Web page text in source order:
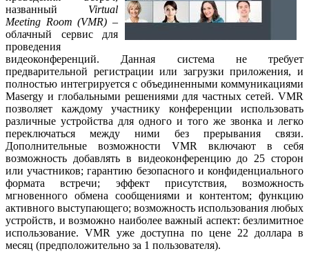
названный Virtual
Meeting Room (VMR) –
облачный сервис для
проведения
видеоконференций. Данная система не требует
предварительной регистрации или загрузки приложения, и
полностью интегрируется с объединенными коммуникациями
Masergy и глобальными решениями для частных сетей. VMR
позволяет каждому участнику конференции использовать
различные устройства для одного и того же звонка и легко
переключаться между ними без прерывания связи.
Дополнительные возможности VMR включают в себя
возможность добавлять в видеоконференцию до 25 сторон
или участников; гарантию безопасного и конфиденциального
формата встречи; эффект присутствия, возможность
мгновенного обмена сообщениями и контентом; функцию
активного выступающего; возможность использования любых
устройств, и возможно наиболее важный аспект: безлимитное
использование. VMR уже доступна по цене 22 доллара в
месяц (предположительно за 1 пользователя).